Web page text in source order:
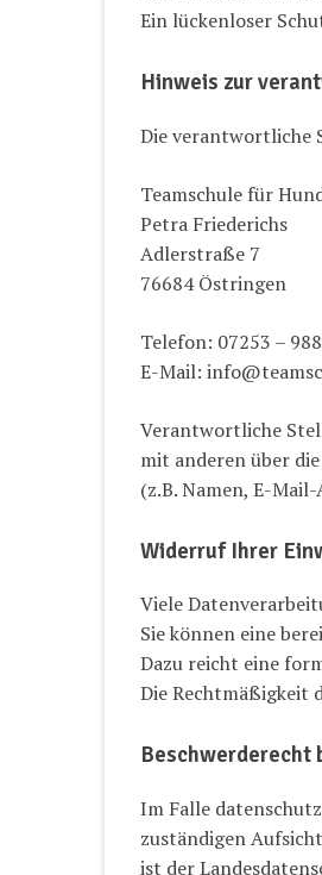
Ein lückenloser
Hinweis zur
Die verantwortliche
Teamschule für
Petra Friederichs
Adlerstraße 7
76684 Östringen
Telefon: 07253 –
E-Mail:
Verantwortliche
mit anderen über
(z.B. Namen, E-
Widerruf Ihrer
Viele
Sie können eine
Dazu reicht eine
Die Rechtmäßigkeit
Beschwerderecht
Im Falle
zuständigen
ist der